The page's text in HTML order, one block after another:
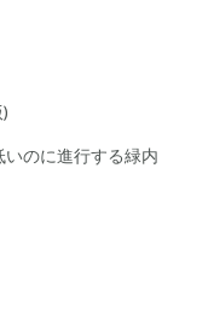
のに進行する緑内